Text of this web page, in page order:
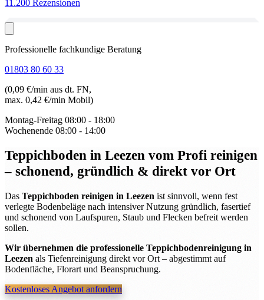
11.200 Rezensionen
Professionelle fachkundige Beratung
01803 80 60 33
(0,09 €/min aus dt. FN,
max. 0,42 €/min Mobil)
Montag-Freitag 08:00 - 18:00
Wochenende 08:00 - 14:00
Teppichboden in Leezen vom Profi reinigen
– schonend, gründlich & direkt vor Ort
Das Teppichboden reinigen in Leezen ist sinnvoll, wenn fest
verlegte Bodenbeläge nach intensiver Nutzung gründlich, fasertief
und schonend von Laufspuren, Staub und Flecken befreit werden
sollen.
Wir übernehmen die professionelle Teppichbodenreinigung in
Leezen als Tiefenreinigung direkt vor Ort – abgestimmt auf
Bodenfläche, Florart und Beanspruchung.
Kostenloses Angebot anfordern